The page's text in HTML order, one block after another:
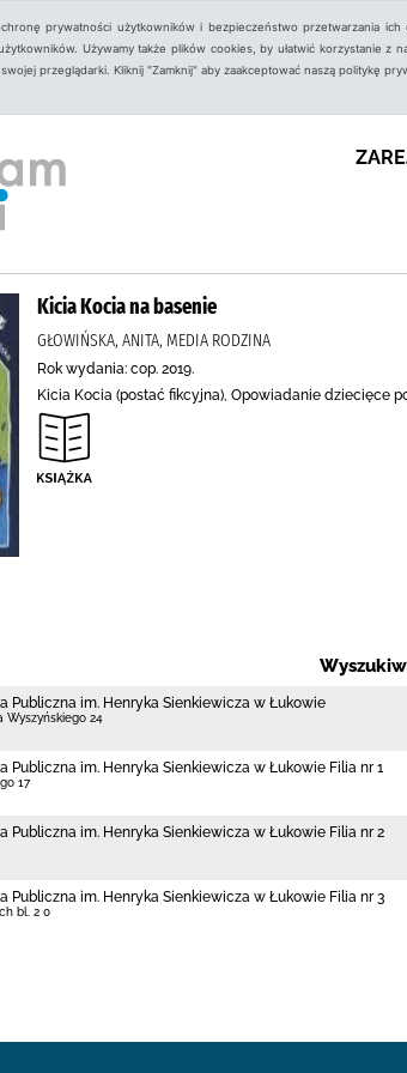
prywatności użytkowników i bezpieczeństwo przetwarzania
Używamy także plików cookies, by ułatwić korzystanie z
przeglądarki. Kliknij "Zamknij" aby zaakceptować naszą politykę
Kicia Kocia na basenie
GŁOWIŃSKA, ANITA, MEDIA RODZINA
Rok wydania: cop. 2019.
Kicia Kocia (postać fikcyjna), Opowiadanie dziecięce
Publiczna im. Henryka Sienkiewicza w Łukowie
Wyszyńskiego 24
Publiczna im. Henryka Sienkiewicza w Łukowie Filia nr 1
17
Publiczna im. Henryka Sienkiewicza w Łukowie Filia nr 2
Publiczna im. Henryka Sienkiewicza w Łukowie Filia nr 3
bl. 2 0